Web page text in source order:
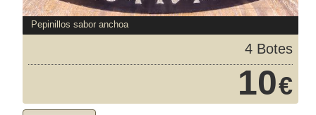
Pepinillos sabor anchoa
4 Botes
10€